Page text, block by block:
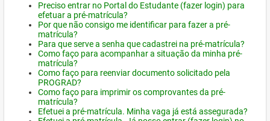
Preciso entrar no Portal do Estudante (fazer login) para
efetuar a pré-matrícula?
Por que não consigo me identificar para fazer a pré-
matrícula?
Para que serve a senha que cadastrei na pré-matrícula?
Como faço para acompanhar a situação da minha pré-
matrícula?
Como faço para reenviar documento solicitado pela
PROGRAD?
Como faço para imprimir os comprovantes da pré-
matrícula?
Efetuei a pré-matrícula. Minha vaga já está assegurada?